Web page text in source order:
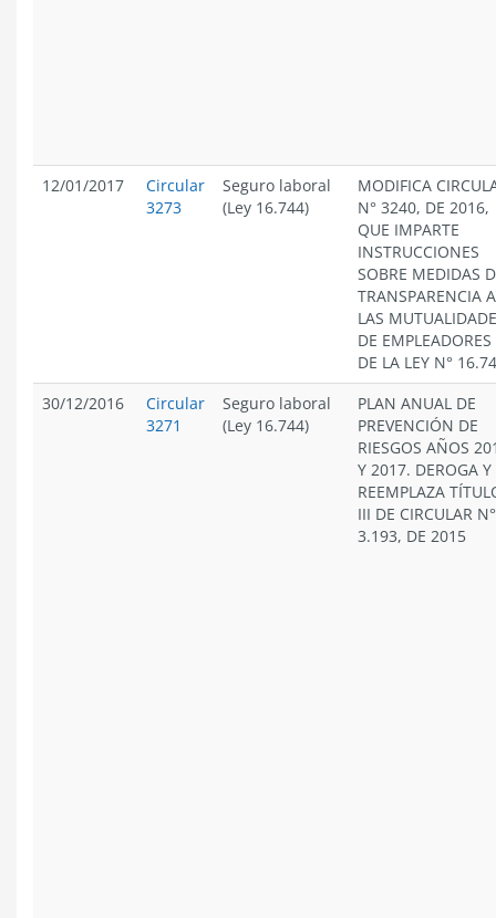
12/01/2017
Circular
3273
Seguro laboral
(Ley 16.744)
MODIFICA
N° 3240, DE 2016,
QUE IMPARTE
INSTRUCCIONES
SOBRE MEDIDAS
TRANSPARENCIA A
LAS
DE EMPLEADORES
DE LA LEY N°
30/12/2016
Circular
3271
Seguro laboral
(Ley 16.744)
PLAN ANUAL DE
PREVENCIÓN DE
RIESGOS AÑOS
Y 2017. DEROGA Y
REEMPLAZA
III DE CIRCULAR N°
3.193, DE 2015